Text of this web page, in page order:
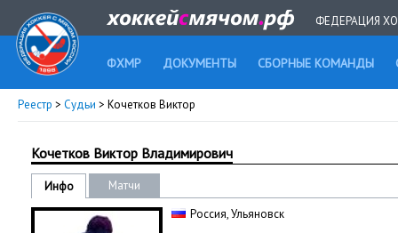
ФЕДЕРАЦИЯ
ФХМР ДОКУМЕНТЫ СБОРНЫЕ КОМАНДЫ
Реестр > Судьи > Кочетков Виктор
Кочетков Виктор Владимирович
Инфо
Матчи
Россия, Ульяновск